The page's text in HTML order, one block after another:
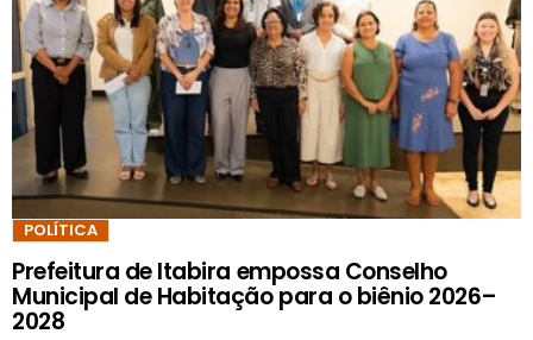
POLÍTICA
Prefeitura de Itabira empossa Conselho
Municipal de Habitação para o biênio 2026–
2028